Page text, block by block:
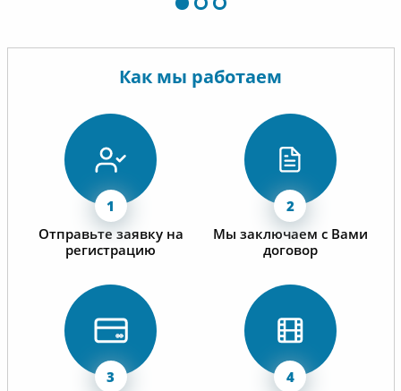
Как мы работаем
Отправьте заявку на
регистрацию
Мы заключаем с Вами
договор